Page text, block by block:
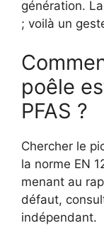
génération.
; voilà un
poêle
PFAS ?
Chercher le
la norme EN
menant au
défaut,
indépendant.